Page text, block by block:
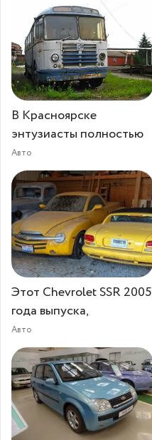
В Красноярске
энтузиасты полностью
Авто
Этот Chevrolet SSR 2005
года выпуска,
Авто